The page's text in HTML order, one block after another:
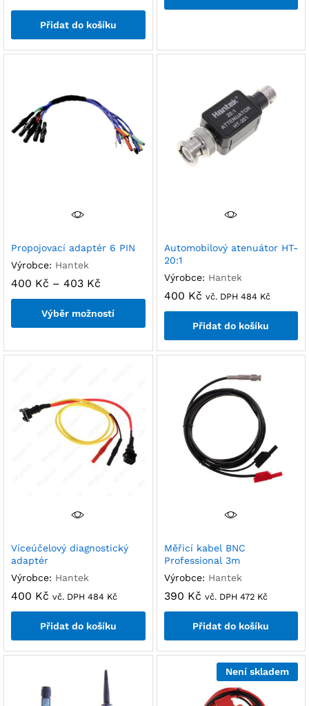
Přidat do košíku
Propojovací adaptér 6 PIN
Výrobce: Hantek
400 Kč – 403 Kč
Výběr možností
Automobilový atenuátor HT-
20:1
Výrobce: Hantek
400 Kč vč. DPH 484 Kč
Přidat do košíku
Víceúčelový diagnostický
adaptér
Výrobce: Hantek
400 Kč vč. DPH 484 Kč
Přidat do košíku
Měřicí kabel BNC
Professional 3m
Výrobce: Hantek
390 Kč vč. DPH 472 Kč
Přidat do košíku
Není skladem